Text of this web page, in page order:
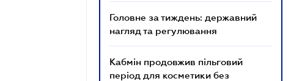
Головне за тиждень: державний
нагляд та регулювання
Кабмін продовжив пільговий
період для косметики без